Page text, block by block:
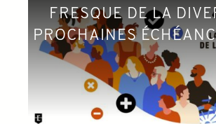
FRESQUE DE LA
PROCHAINES